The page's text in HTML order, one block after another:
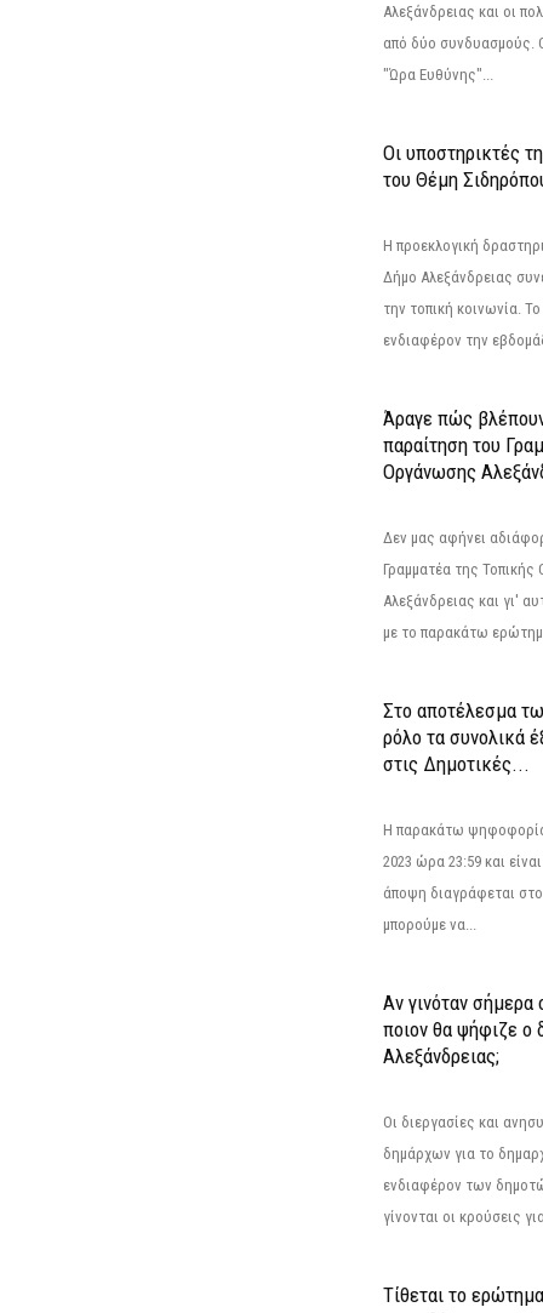
Αλεξάνδρειας και οι
από δύο συνδυασμούς.
"Ώρα Ευθύνης"...
Οι υποστηρικτές
του Θέμη
Η προεκλογική
Δήμο Αλεξάνδρειας
την τοπική κοινωνία.
ενδιαφέρον την
Άραγε πώς
παραίτηση του
Οργάνωσης
Δεν μας αφήνει
Γραμματέα της
Αλεξάνδρειας και γι'
με το παρακάτω
Στο αποτέλεσμα
ρόλο τα συνολικά
στις Δημοτικές...
Η παρακάτω ψηφοφορία
2023 ώρα 23:59 και
άποψη διαγράφεται
μπορούμε να...
Αν γινόταν σήμερα
ποιον θα ψήφιζε ο
Αλεξάνδρειας;
Οι διεργασίες και
δημάρχων για το
ενδιαφέρον των
γίνονται οι κρούσεις
Τίθεται το